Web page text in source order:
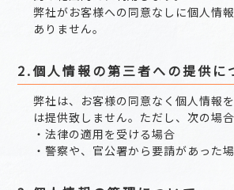
弊社がお客様への同意なしに個人情
ありません。
2.個人情報の第三者への提供に
弊社は、お客様の同意なく個人情報
は提供致しません。ただし、次の場合
・法律の適用を受ける場合
・警察や、官公署から要請があった